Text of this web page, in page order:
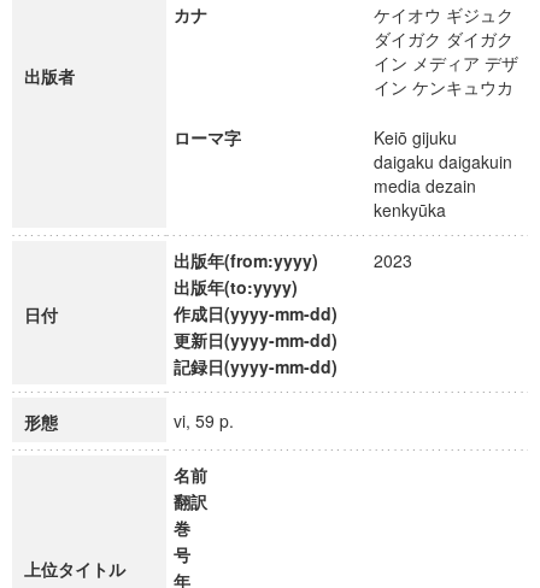
出版者
カナ
ケイオウ ギジュク
ダイガク ダイガク
イン メディア デザ
イン ケンキュウカ
ローマ字
Keiō gijuku
daigaku daigakuin
media dezain
kenkyūka
日付
出版年(from:yyyy)
2023
出版年(to:yyyy)
作成日(yyyy-mm-dd)
更新日(yyyy-mm-dd)
記録日(yyyy-mm-dd)
形態 vi, 59 p.
上位タイトル
名前
翻訳
巻
号
年